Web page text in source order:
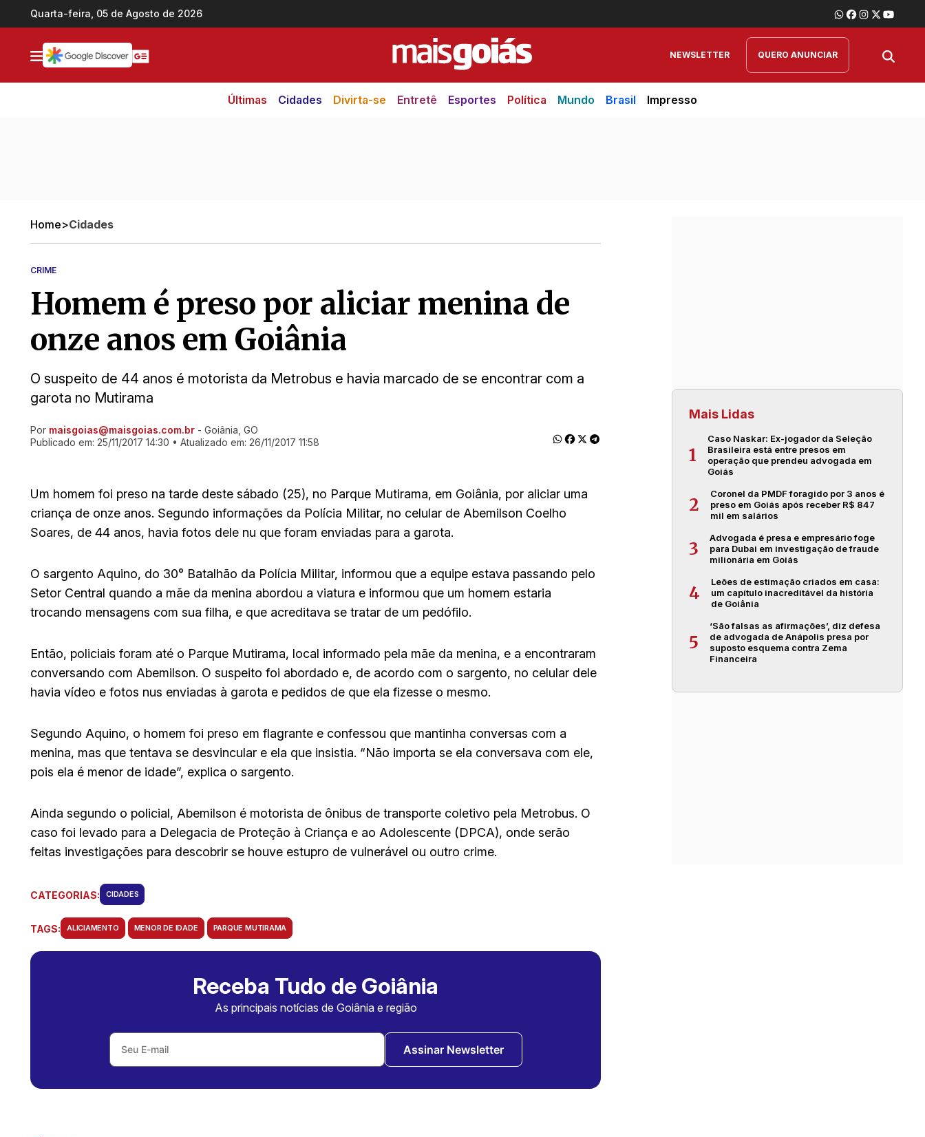
Ir direto pro conteúdo
Quarta-feira, 05 de Agosto de 2026
NEWSLETTER QUERO ANUNCIAR
Últimas Cidades Divirta-se Entretê Esportes Política Mundo Brasil Impresso
Home>Cidades
CRIME
Homem é preso por aliciar menina de
onze anos em Goiânia
O suspeito de 44 anos é motorista da Metrobus e havia marcado de se encontrar com a
garota no Mutirama
Ir direto pra matéria
Por maisgoias@maisgoias.com.br - Goiânia, GO
Publicado em: 25/11/2017 14:30 • Atualizado em: 26/11/2017 11:58
Um homem foi preso na tarde deste sábado (25), no Parque Mutirama, em Goiânia, por aliciar uma
criança de onze anos. Segundo informações da Polícia Militar, no celular de Abemilson Coelho
Soares, de 44 anos, havia fotos dele nu que foram enviadas para a garota.
O sargento Aquino, do 30° Batalhão da Polícia Militar, informou que a equipe estava passando pelo
Setor Central quando a mãe da menina abordou a viatura e informou que um homem estaria
trocando mensagens com sua filha, e que acreditava se tratar de um pedófilo.
Então, policiais foram até o Parque Mutirama, local informado pela mãe da menina, e a encontraram
conversando com Abemilson. O suspeito foi abordado e, de acordo com o sargento, no celular dele
havia vídeo e fotos nus enviadas à garota e pedidos de que ela fizesse o mesmo.
Segundo Aquino, o homem foi preso em flagrante e confessou que mantinha conversas com a
menina, mas que tentava se desvincular e ela que insistia. “Não importa se ela conversava com ele,
pois ela é menor de idade”, explica o sargento.
Ainda segundo o policial, Abemilson é motorista de ônibus de transporte coletivo pela Metrobus. O
caso foi levado para a Delegacia de Proteção à Criança e ao Adolescente (DPCA), onde serão
feitas investigações para descobrir se houve estupro de vulnerável ou outro crime.
CATEGORIAS: CIDADES
TAGS: ALICIAMENTO MENOR DE IDADE PARQUE MUTIRAMA
Receba Tudo de Goiânia
As principais notícias de Goiânia e região
Assinar Newsletter
Mais Lidas
1
Caso Naskar: Ex-jogador da Seleção
Brasileira está entre presos em
operação que prendeu advogada em
Goiás
2
Coronel da PMDF foragido por 3 anos é
preso em Goiás após receber R$ 847
mil em salários
3
Advogada é presa e empresário foge
para Dubai em investigação de fraude
milionária em Goiás
4
Leões de estimação criados em casa:
um capítulo inacreditável da história
de Goiânia
5
‘São falsas as afirmações’, diz defesa
de advogada de Anápolis presa por
suposto esquema contra Zema
Financeira